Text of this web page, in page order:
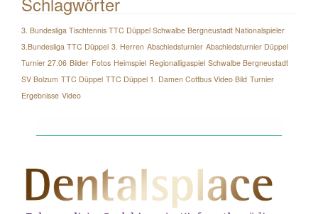
3. Bundesliga Tischtennis TTC Düppel Schwalbe Bergneustadt Nationalspieler
3.Bundesliga TTC Düppel 3. Herren Abschiedsturnier Abschiedsturnier Düppel
Turnier 27.06 Bilder Fotos Heimspiel Regionalligaspiel Schwalbe Bergneustadt
SV Bolzum TTC Düppel TTC Düppel 1. Damen Cottbus Video Bild Turnier
Ergebnisse Video